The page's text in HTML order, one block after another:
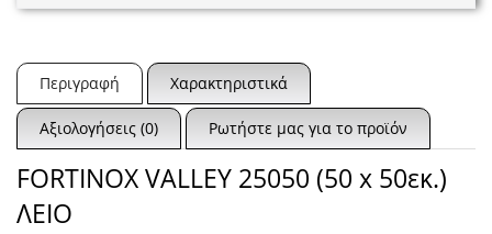
Περιγραφή Χαρακτηριστικά
Αξιολογήσεις (0) Ρωτήστε μας για το προϊόν
FORTINOX VALLEY 25050 (50 x 50εκ.)
ΛΕΙΟ